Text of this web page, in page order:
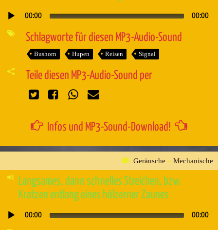
Audio-
00:00 00:00
Schlagworte für diesen MP3-Audio-Sound
Bushorn Hupen Reisen Signal
Teile diesen MP3-Audio-Sound per
Infos und MP3-Sound-Download!
Geräusche » Mechanische
Langsames, dann schnelles Streichen, bzw.
Kratzen entlang eines hölzerner Zaunes
Audio-
00:00 00:00